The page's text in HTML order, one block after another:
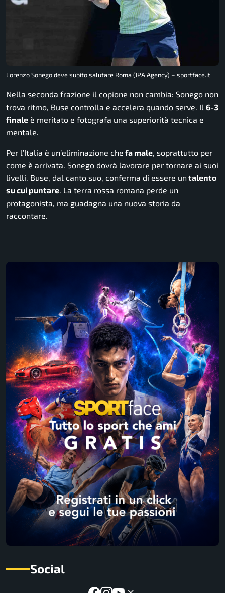
Lorenzo Sonego deve subito salutare Roma (IPA Agency) – sportface.it
Nella seconda frazione il copione non cambia: Sonego non
trova ritmo, Buse controlla e accelera quando serve. Il 6-3
finale è meritato e fotografa una superiorità tecnica e
mentale.
Per l’Italia è un’eliminazione che fa male, soprattutto per
come è arrivata. Sonego dovrà lavorare per tornare ai suoi
livelli. Buse, dal canto suo, conferma di essere un talento
su cui puntare. La terra rossa romana perde un
protagonista, ma guadagna una nuova storia da
raccontare.
Social